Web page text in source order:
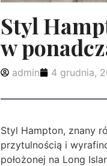
Styl
w
admin 4 grudnia,
Styl Hampton, znany
przytulnością i
położonej na Long